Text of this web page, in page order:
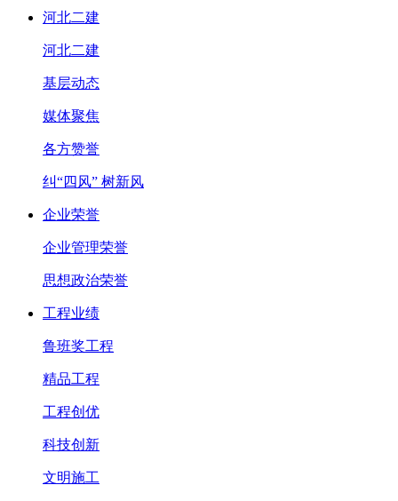
河北二建
河北二建
基层动态
媒体聚焦
各方赞誉
纠“四风” 树新风
企业荣誉
企业管理荣誉
思想政治荣誉
工程业绩
鲁班奖工程
精品工程
工程创优
科技创新
文明施工